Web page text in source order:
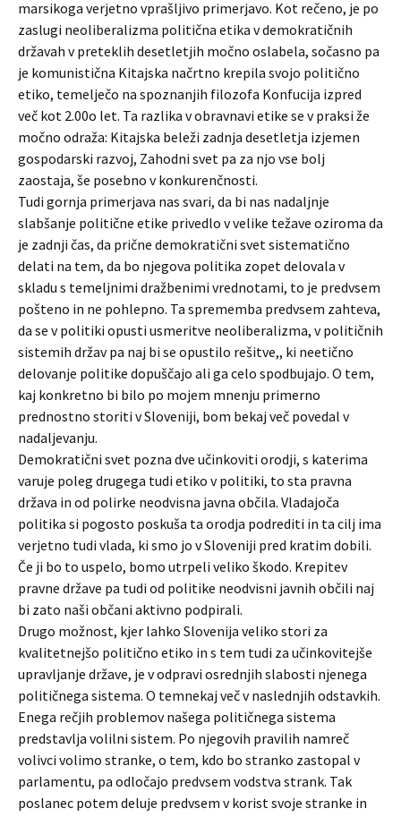
marsikoga verjetno vprašljivo primerjavo. Kot rečeno, je po
zaslugi neoliberalizma politična etika v demokratičnih
državah v preteklih desetletjih močno oslabela, sočasno pa
je komunistična Kitajska načrtno krepila svojo politično
etiko, temelječo na spoznanjih filozofa Konfucija izpred
več kot 2.00o let. Ta razlika v obravnavi etike se v praksi že
močno odraža: Kitajska beleži zadnja desetletja izjemen
gospodarski razvoj, Zahodni svet pa za njo vse bolj
zaostaja, še posebno v konkurenčnosti.
Tudi gornja primerjava nas svari, da bi nas nadaljnje
slabšanje politične etike privedlo v velike težave oziroma da
je zadnji čas, da prične demokratični svet sistematično
delati na tem, da bo njegova politika zopet delovala v
skladu s temeljnimi dražbenimi vrednotami, to je predvsem
pošteno in ne pohlepno. Ta sprememba predvsem zahteva,
da se v politiki opusti usmeritve neoliberalizma, v političnih
sistemih držav pa naj bi se opustilo rešitve,, ki neetično
delovanje politike dopuščajo ali ga celo spodbujajo. O tem,
kaj konkretno bi bilo po mojem mnenju primerno
prednostno storiti v Sloveniji, bom bekaj več povedal v
nadaljevanju.
Demokratični svet pozna dve učinkoviti orodji, s katerima
varuje poleg drugega tudi etiko v politiki, to sta pravna
država in od polirke neodvisna javna občila. Vladajoča
politika si pogosto poskuša ta orodja podrediti in ta cilj ima
verjetno tudi vlada, ki smo jo v Sloveniji pred kratim dobili.
Če ji bo to uspelo, bomo utrpeli veliko škodo. Krepitev
pravne države pa tudi od politike neodvisni javnih občili naj
bi zato naši občani aktivno podpirali.
Drugo možnost, kjer lahko Slovenija veliko stori za
kvalitetnejšo politično etiko in s tem tudi za učinkovitejše
upravljanje države, je v odpravi osrednjih slabosti njenega
političnega sistema. O temnekaj več v naslednjih odstavkih.
Enega rečjih problemov našega političnega sistema
predstavlja volilni sistem. Po njegovih pravilih namreč
volivci volimo stranke, o tem, kdo bo stranko zastopal v
parlamentu, pa odločajo predvsem vodstva strank. Tak
poslanec potem deluje predvsem v korist svoje stranke in